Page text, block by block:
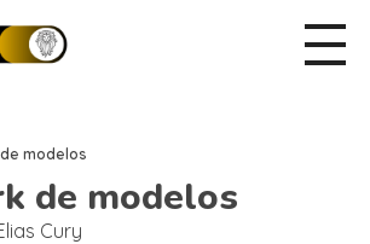
modelos
de modelos
Cury